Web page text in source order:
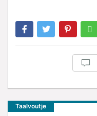
Taalvoutje